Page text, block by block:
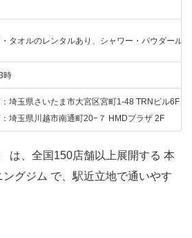
タオルのレンタルあり、シャワー・パウダール
時
埼玉県さいたま市大宮区宮町1-48 TRNビル6F
：埼玉県川越市南通町20−７ HMDプラザ 2F
は、全国150店舗以上展開する 本
グジム で、駅近立地で通いやす